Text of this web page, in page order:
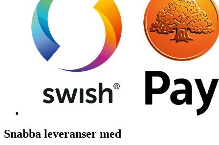
Snabba leveranser med